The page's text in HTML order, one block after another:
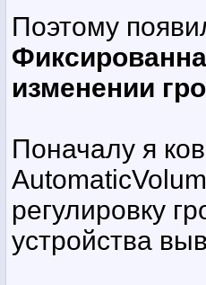
Поэтому
изменении
Поначалу я
регулировку
устройства